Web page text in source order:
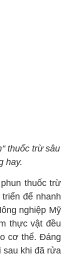
thuốc trừ sâu
hay.
thuốc trừ
để nhanh
nghiệp Mỹ
thực vật đều
cơ thể. Đáng
sau khi đã rửa